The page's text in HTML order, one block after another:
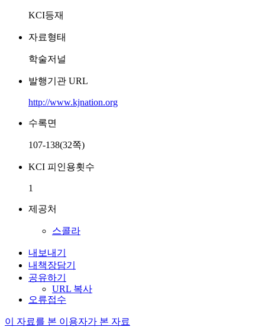
KCI등재
자료형태
학술저널
발행기관 URL
http://www.kjnation.org
수록면
107-138(32쪽)
KCI 피인용횟수
1
제공처
스콜라
내보내기
내책장담기
공유하기
URL 복사
오류접수
이 자료를 본 이용자가 본 자료